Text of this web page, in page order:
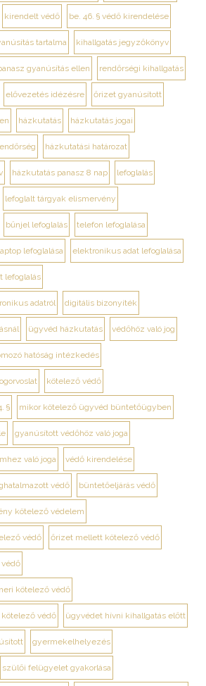
kirendelt védő be. 46. § védő kirendelése
tartalma kihallgatás jegyzőkönyv
gyanúsítás ellen rendőrségi kihallgatás
elővezetés idézésre őrizet gyanúsított
házkutatás házkutatás jogai
házkutatási határozat
házkutatás panasz 8 nap lefoglalás
lefoglalt tárgyak elismervény
bűnjel lefoglalás telefon lefoglalása
lefoglalása elektronikus adat lefoglalása
lefoglalás
adatról digitális bizonyíték
ügyvéd házkutatás védőhöz való jog
hatóság intézkedés
kötelező védő
§ mikor kötelező ügyvéd büntetőügyben
gyanúsított védőhöz való joga
való joga védő kirendelése
védő büntetőeljárás védő
kötelező védelem
védő őrizet mellett kötelező védő
kötelező védő
védő ügyvédet hívni kihallgatás előtt
gyermekelhelyezés
szülői felügyelet gyakorlása